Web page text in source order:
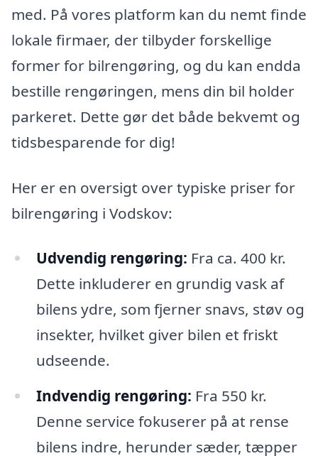
med. På vores platform kan du nemt finde
lokale firmaer, der tilbyder forskellige
former for bilrengøring, og du kan endda
bestille rengøringen, mens din bil holder
parkeret. Dette gør det både bekvemt og
tidsbesparende for dig!
Her er en oversigt over typiske priser for
bilrengøring i Vodskov:
Udvendig rengøring: Fra ca. 400 kr.
Dette inkluderer en grundig vask af
bilens ydre, som fjerner snavs, støv og
insekter, hvilket giver bilen et friskt
udseende.
Indvendig rengøring: Fra 550 kr.
Denne service fokuserer på at rense
bilens indre, herunder sæder, tæpper